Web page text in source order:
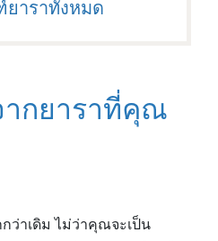
าราทั้งหมด
กยาราที่คุณ
ว่าเดิม ไม่ว่าคุณจะเป็น